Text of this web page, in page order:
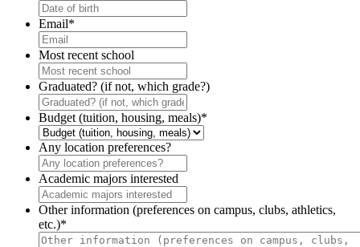
Email*
Most recent school
Graduated? (if not, which grade?)
Budget (tuition, housing, meals)*
Any location preferences?
Academic majors interested
Other information (preferences on campus, clubs, athletics,
etc.)*